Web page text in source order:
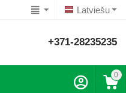
Latviešu
+371-28235235
0